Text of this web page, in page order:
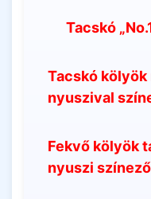
Tacskó
Tacskó
nyuszival
Fekvő kölyök
nyuszi színező